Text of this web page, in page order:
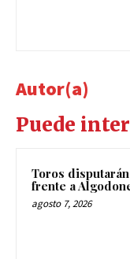
Autor(a)
Puede
Toros
frente a
agosto 7, 2026